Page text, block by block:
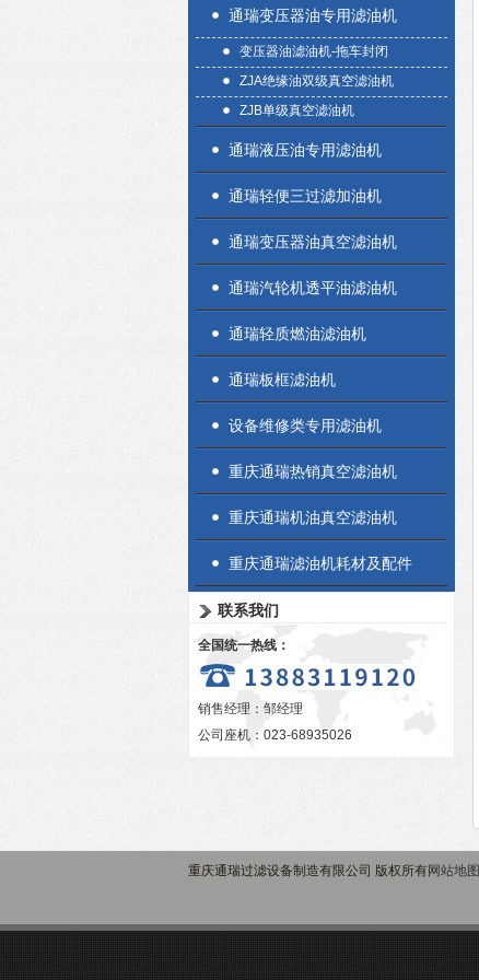
通瑞变压器油专用滤油机
变压器油滤油机-拖车封闭
ZJA绝缘油双级真空滤油机
ZJB单级真空滤油机
通瑞液压油专用滤油机
通瑞轻便三过滤加油机
通瑞变压器油真空滤油机
通瑞汽轮机透平油滤油机
通瑞轻质燃油滤油机
通瑞板框滤油机
设备维修类专用滤油机
重庆通瑞热销真空滤油机
重庆通瑞机油真空滤油机
重庆通瑞滤油机耗材及配件
联系我们
全国统一热线：
销售经理：邹经理
公司座机：023-68935026
重庆通瑞过滤设备制造有限公司 版权所有网站地图